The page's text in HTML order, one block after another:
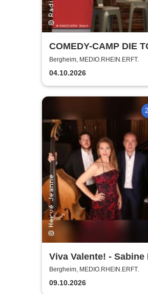
COMEDY-CAMP DIE
Bergheim, MEDIO.RHEIN.ERFT.
04.10.2026
Viva Valente! - Sabine
& Jörg Seidel Trio -
Catarina Vatente
Bergheim, MEDIO.RHEIN.ERFT.
09.10.2026